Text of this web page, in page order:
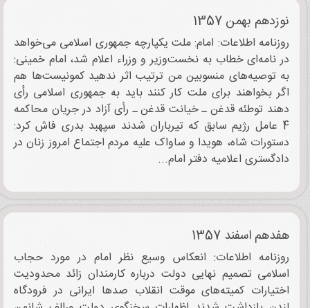
نوزدهم بهمن 1357
روزنامه اطلاعات: امام: ملت یکپارچه جمهوری اسلامی می‌خواهد
در نامه‌ای خطاب به نخست‌وزیر و وزراء اعلام شد، امام خمینی:
به توصیه‌های منسوبین من ترتیب اثر ندهید کمونیست‌ها هم
اگر بخواهند برای ملت کار کنند باید به جمهوری اسلامی رأی
دهند توطئه قدغن ـ خیانت قدغن ـ رأی آزاد در جریان محاکمه
4 عامل رژیم سابق که تیرباران شدند سپهبد بدری فاش کرد:
دستورات شاه، هویدا و ساواک علیه مردم اجتماع امروز زنان در
دادگستری اعلامیه دفتر امام...
هفدهم اسفند 1357
روزنامه اطلاعات: انعکاس وسیع نظر امام در مورد حجاب
اسلامی تصمیم نهایی دولت درباره کارمندان زائد محدودیت
اختیارات کمیته‌های موقت انقلاب صدها ایرانی در فرودگاه